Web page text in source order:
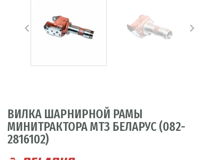
ВИЛКА ШАРНИРНОЙ РАМЫ
МИНИТРАКТОРА МТЗ БЕЛАРУС (082-
2816102)